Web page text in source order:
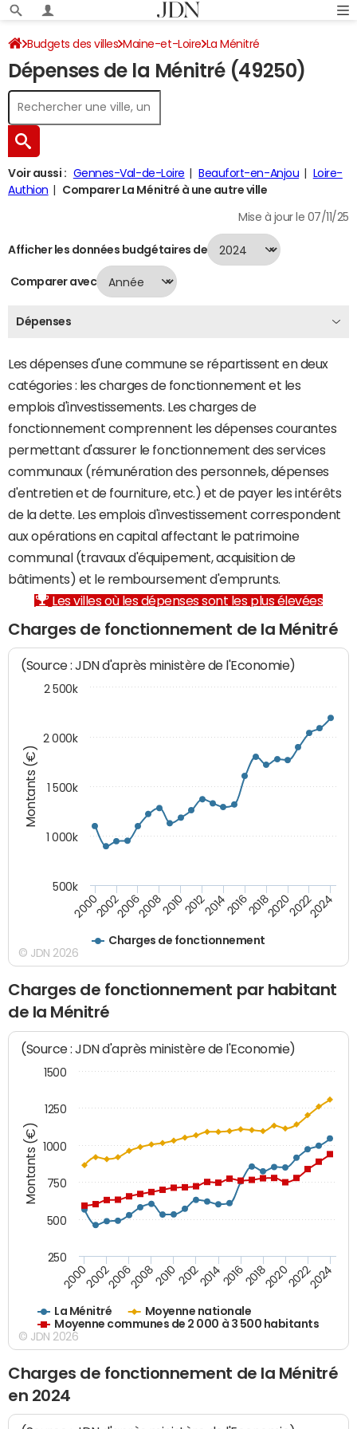
Budgets des villes Maine-et-Loire La Ménitré
Dépenses 2024
Dépenses de la Ménitré (49250)
Voir aussi : Gennes-Val-de-Loire Beaufort-en-Anjou
Loire-
Authion
Comparer La Ménitré à une autre ville
Mise à jour le 07/11/25
Afficher les données budgétaires de
Comparer avec
Dépenses
Les dépenses d'une commune se répartissent en deux
catégories : les charges de fonctionnement et les
emplois d'investissements. Les charges de
fonctionnement comprennent les dépenses courantes
permettant d'assurer le fonctionnement des services
communaux (rémunération des personnels, dépenses
d'entretien et de fourniture, etc.) et de payer les intérêts
de la dette. Les emplois d'investissement correspondent
aux opérations en capital affectant le patrimoine
communal (travaux d'équipement, acquisition de
bâtiments) et le remboursement d'emprunts.
Les villes où les dépenses sont les plus élevées
Charges de fonctionnement de la Ménitré
Montants (€)
(Source : JDN d'après ministère de l'Economie)
Charges de fonctionnement
200020022006200820102012201420162018202020222024
500k
1 000k
1 500k
2 000k
2 500k
© JDN 2026
Charges de fonctionnement par habitant
de la Ménitré
Montants (€)
(Source : JDN d'après ministère de l'Economie)
La Ménitré
Moyenne nationale
Moyenne communes de 2 000 à 3 500 habitants
200020022006200820102012201420162018202020222024
250
500
750
1000
1250
1500
© JDN 2026
Charges de fonctionnement de la Ménitré
en 2024